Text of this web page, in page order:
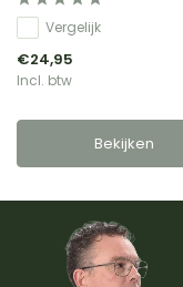
Vergelijk
€24,95
Incl. btw
Bekijken